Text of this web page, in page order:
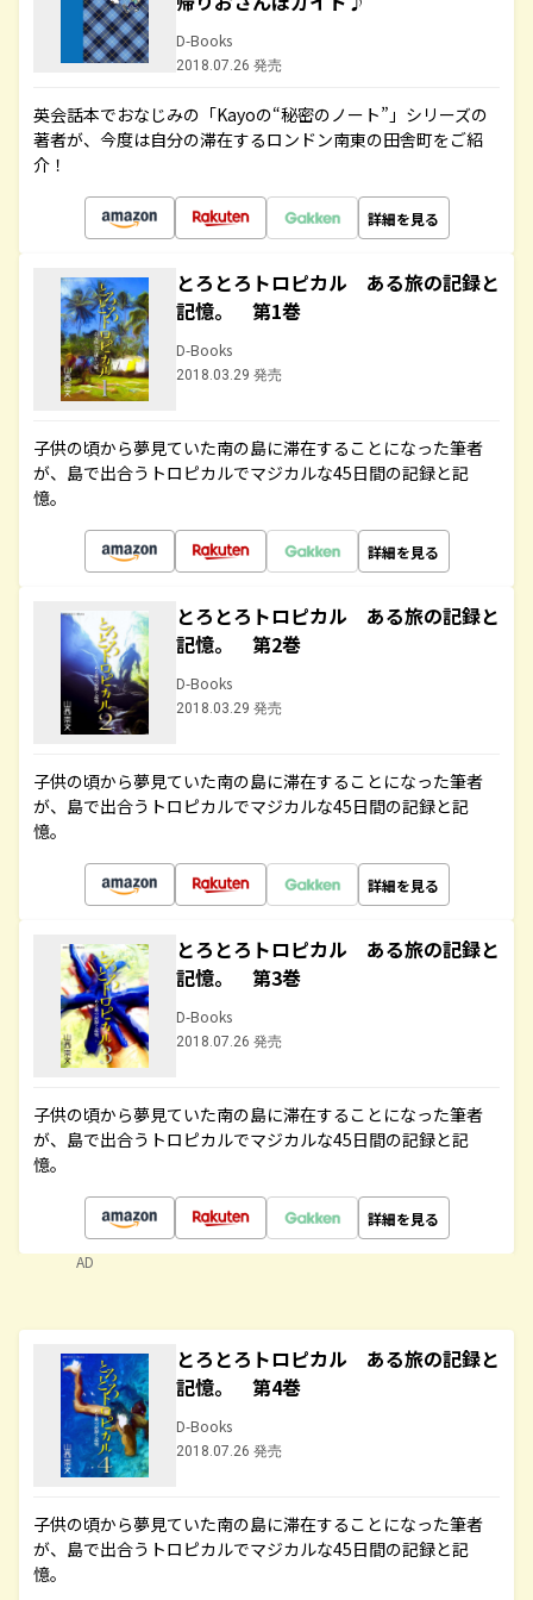
D-Books
2018.07.26 発売
英会話本でおなじみの「Kayoの“秘密のノート”」シリーズの
著者が、今度は自分の滞在するロンドン南東の田舎町をご紹
介！
詳細を見る
とろとろトロピカル ある旅の記録と
記憶。 第1巻
D-Books
2018.03.29 発売
子供の頃から夢見ていた南の島に滞在することになった筆者
が、島で出合うトロピカルでマジカルな45日間の記録と記
憶。
詳細を見る
とろとろトロピカル ある旅の記録と
記憶。 第2巻
D-Books
2018.03.29 発売
子供の頃から夢見ていた南の島に滞在することになった筆者
が、島で出合うトロピカルでマジカルな45日間の記録と記
憶。
詳細を見る
とろとろトロピカル ある旅の記録と
記憶。 第3巻
D-Books
2018.07.26 発売
子供の頃から夢見ていた南の島に滞在することになった筆者
が、島で出合うトロピカルでマジカルな45日間の記録と記
憶。
詳細を見る
AD
とろとろトロピカル ある旅の記録と
記憶。 第4巻
D-Books
2018.07.26 発売
子供の頃から夢見ていた南の島に滞在することになった筆者
が、島で出合うトロピカルでマジカルな45日間の記録と記
憶。